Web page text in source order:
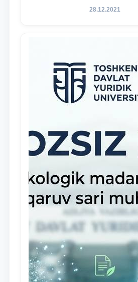
faoliyatida o‘z bilim va
28.12.2021